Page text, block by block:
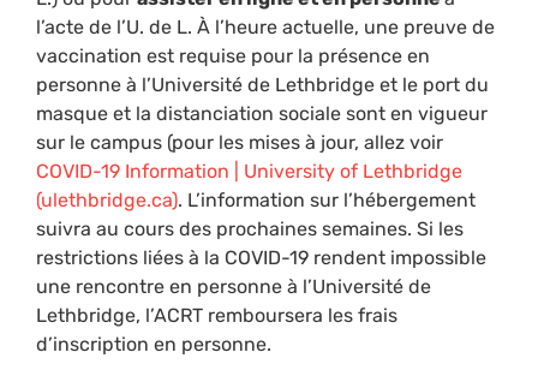
l’acte de l’U. de L. À l’heure actuelle, une preuve de
vaccination est requise pour la présence en
personne à l’Université de Lethbridge et le port du
masque et la distanciation sociale sont en vigueur
sur le campus (pour les mises à jour, allez voir
COVID-19 Information | University of Lethbridge
(ulethbridge.ca). L’information sur l’hébergement
suivra au cours des prochaines semaines. Si les
restrictions liées à la COVID-19 rendent impossible
une rencontre en personne à l’Université de
Lethbridge, l’ACRT remboursera les frais
d’inscription en personne.